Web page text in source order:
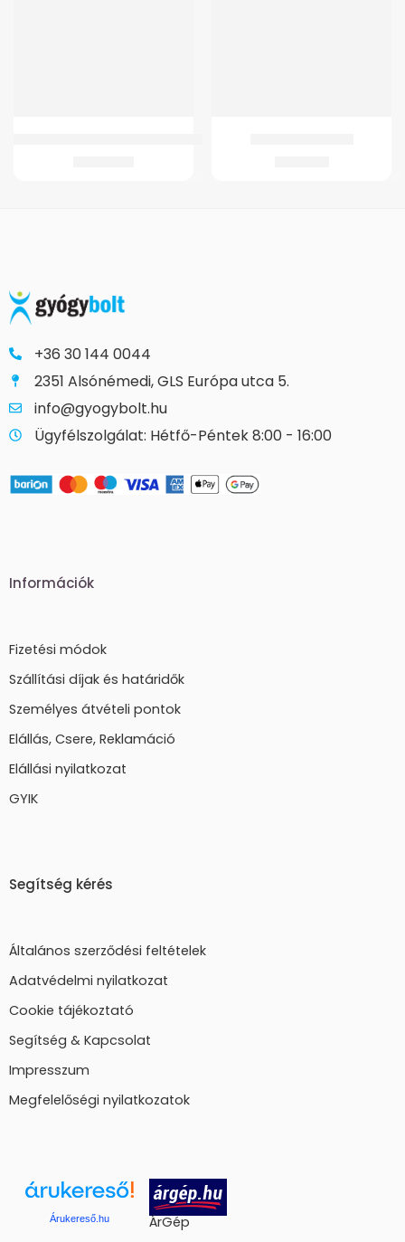
+36 30 144 0044
2351 Alsónémedi, GLS Európa utca 5.
info@gyogybolt.hu
Ügyfélszolgálat: Hétfő-Péntek 8:00 - 16:00
Információk
Fizetési módok
Szállítási díjak és határidők
Személyes átvételi pontok
Elállás, Csere, Reklamáció
Elállási nyilatkozat
GYIK
Segítség kérés
Általános szerződési feltételek
Adatvédelmi nyilatkozat
Cookie tájékoztató
Segítség & Kapcsolat
Impresszum
Megfelelőségi nyilatkozatok
Árukereső.hu ÁrGép